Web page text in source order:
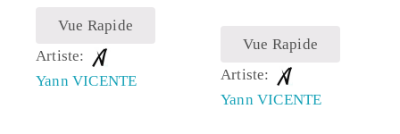
Vue Rapide
Artiste:
Yann VICENTE
Vue Rapide
Artiste:
Yann VICENTE